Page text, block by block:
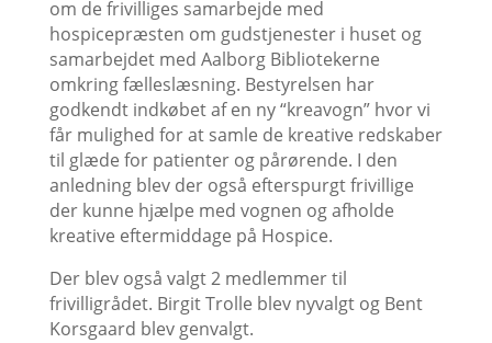
om de frivilliges samarbejde med
hospicepræsten om gudstjenester i huset og
samarbejdet med Aalborg Bibliotekerne
omkring fælleslæsning. Bestyrelsen har
godkendt indkøbet af en ny “kreavogn” hvor vi
får mulighed for at samle de kreative redskaber
til glæde for patienter og pårørende. I den
anledning blev der også efterspurgt frivillige
der kunne hjælpe med vognen og afholde
kreative eftermiddage på Hospice.
Der blev også valgt 2 medlemmer til
frivilligrådet. Birgit Trolle blev nyvalgt og Bent
Korsgaard blev genvalgt.